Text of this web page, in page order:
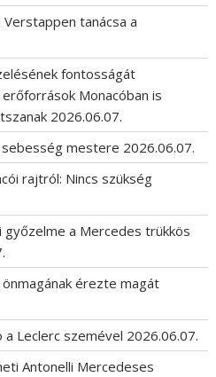
tanácsa a
fontosságát
Monacóban is
2026.06.07.
mestere 2026.06.07.
rajtról: Nincs szükség
győzelme a Mercedes trükkös
érezte magát
a Leclerc szemével 2026.06.07.
Antonelli Mercedeses